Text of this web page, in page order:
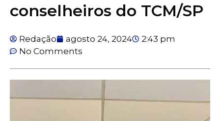
conselheiros do TCM/SP
Redação agosto 24, 2024
2:43 pm
No Comments